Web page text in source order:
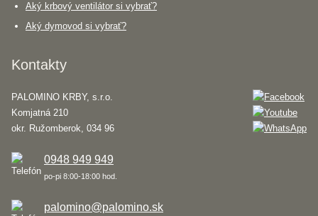
Aký krbový ventilátor si vybrať?
Aký dymovod si vybrať?
Kontakty
PALOMINO KRBY, s.r.o.
Komjatná 210
okr. Ružomberok, 034 96
0948 949 949
po-pi 8:00-18:00 hod.
palomino@palomino.sk